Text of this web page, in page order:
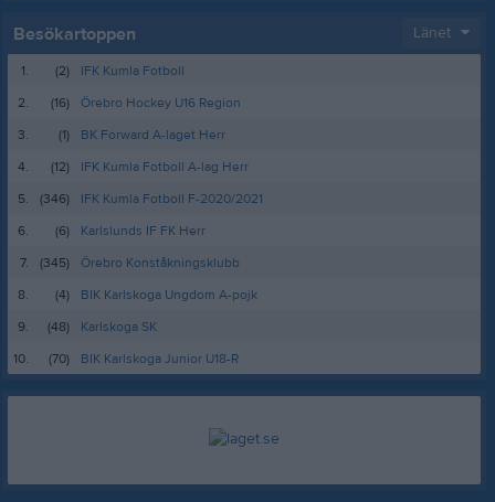
Besökartoppen Länet
1. (2)
IFK Kumla Fotboll
2.
(16)
Örebro Hockey U16 Region
3.
(1)
BK Forward A-laget Herr
4.
(12)
IFK Kumla Fotboll A-lag Herr
5.
(346)
IFK Kumla Fotboll F-2020/2021
6.
(6)
Karlslunds IF FK Herr
7.
(345)
Örebro Konståkningsklubb
8.
(4)
BIK Karlskoga Ungdom A-pojk
9.
(48)
Karlskoga SK
10.
(70) BIK Karlskoga Junior U18-R